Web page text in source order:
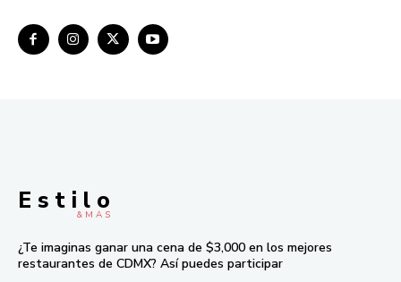
E s t i l o
& M À S
¿Te imaginas ganar una cena de $3,000 en los mejores
restaurantes de CDMX? Así puedes participar